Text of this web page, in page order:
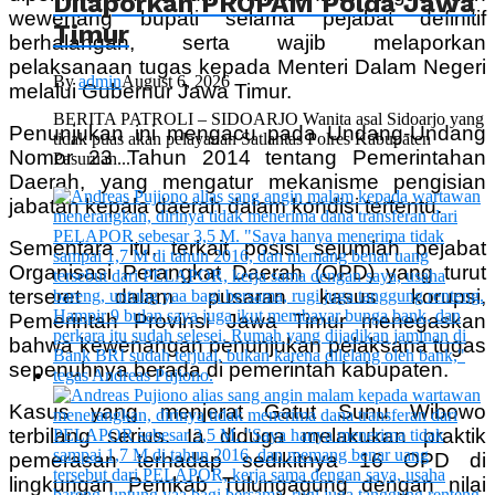
wewenang bupati selama pejabat definitif
berhalangan, serta wajib melaporkan
pelaksanaan tugas kepada Menteri Dalam Negeri
melalui Gubernur Jawa Timur.
Penunjukan ini mengacu pada Undang-Undang
Nomor 23 Tahun 2014 tentang Pemerintahan
Daerah, yang mengatur mekanisme pengisian
jabatan kepala daerah dalam kondisi tertentu.
Sementara itu, terkait posisi sejumlah pejabat
Organisasi Perangkat Daerah (OPD) yang turut
terseret dalam pusaran kasus korupsi,
Pemerintah Provinsi Jawa Timur menegaskan
bahwa kewenangan penunjukan pelaksana tugas
sepenuhnya berada di pemerintah kabupaten.
Kasus yang menjerat Gatut Sunu Wibowo
terbilang serius. Ia diduga melakukan praktik
pemerasan terhadap sedikitnya 16 OPD di
lingkungan Pemkab Tulungagung dengan nilai
Timur
ByadminAugust 6, 2026
BERITA PATROLI – SIDOARJO Wanita asal Sidoarjo yang
tidak puas akan pelayanan Satlantas Polres Kabupaten
Pasuruan...